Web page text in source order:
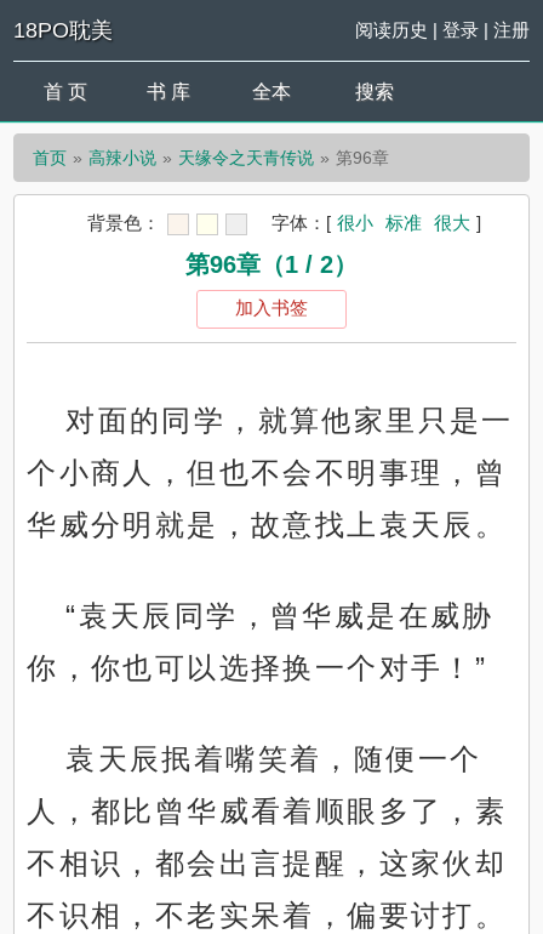
18PO耽美 阅读历史 | 登录| 注册
首 页 书 库 全本 搜索
首页 高辣小说 天缘令之天青传说 第96章
背景色： 字体： [ 很小 标准 很大 ]
第96章（1 / 2）
加入书签
对面的同学，就算他家里只是一
个小商人，但也不会不明事理，曾
华威分明就是，故意找上袁天辰。
“袁天辰同学，曾华威是在威胁
你，你也可以选择换一个对手！”
袁天辰抿着嘴笑着，随便一个
人，都比曾华威看着顺眼多了，素
不相识，都会出言提醒，这家伙却
不识相，不老实呆着，偏要讨打。